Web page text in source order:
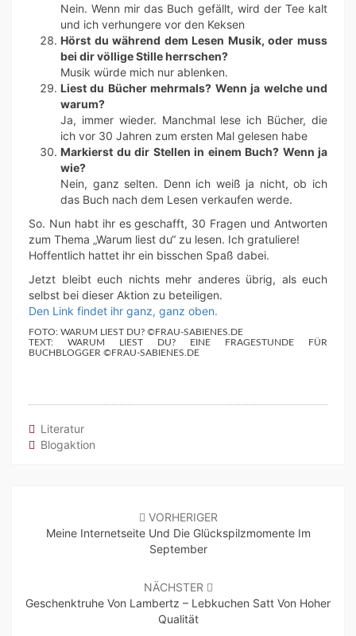
Nein. Wenn mir das Buch gefällt, wird der Tee kalt
und ich verhungere vor den Keksen
Hörst du während dem Lesen Musik, oder muss
bei dir völlige Stille herrschen?
Musik würde mich nur ablenken.
Liest du Bücher mehrmals? Wenn ja welche und
warum?
Ja, immer wieder. Manchmal lese ich Bücher, die
ich vor 30 Jahren zum ersten Mal gelesen habe
Markierst du dir Stellen in einem Buch? Wenn ja
wie?
Nein, ganz selten. Denn ich weiß ja nicht, ob ich
das Buch nach dem Lesen verkaufen werde.
So. Nun habt ihr es geschafft, 30 Fragen und Antworten
zum Thema „Warum liest du“ zu lesen. Ich gratuliere!
Hoffentlich hattet ihr ein bisschen Spaß dabei.
Jetzt bleibt euch nichts mehr anderes übrig, als euch
selbst bei dieser Aktion zu beteiligen.
Den Link findet ihr ganz, ganz oben.
FOTO: WARUM LIEST DU? ©FRAU-SABIENES.DE
TEXT: WARUM LIEST DU? EINE FRAGESTUNDE FÜR
BUCHBLOGGER ©FRAU-SABIENES.DE
Literatur
Blogaktion
VORHERIGER
Meine Internetseite Und Die Glückspilzmomente Im
September
NÄCHSTER
Geschenktruhe Von Lambertz – Lebkuchen Satt Von Hoher
Qualität